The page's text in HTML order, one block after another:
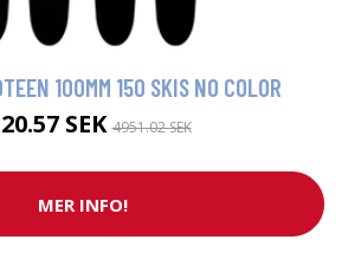
100MM 150 SKIS NO COLOR
SEK4951.02 SEK
MER INFO!